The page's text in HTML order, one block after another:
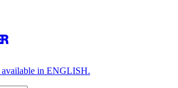
in ENGLISH.